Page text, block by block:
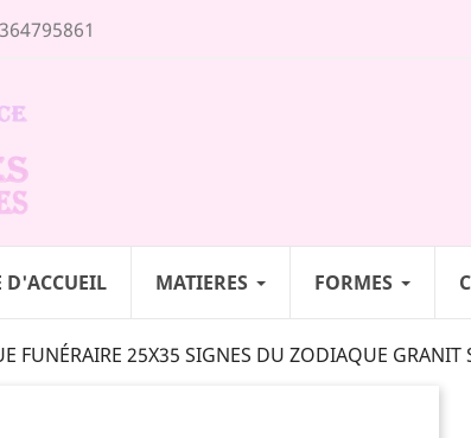
D'ACCUEIL MATIERES FORMES
FUNÉRAIRE 25X35 SIGNES DU ZODIAQUE GRANIT